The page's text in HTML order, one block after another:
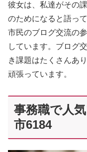
彼女は、私達がその
のためになると語っ
市民のブログ交流の
しています。ブログ
き課題はたくさんあ
頑張っています。
事務職で人
市6184